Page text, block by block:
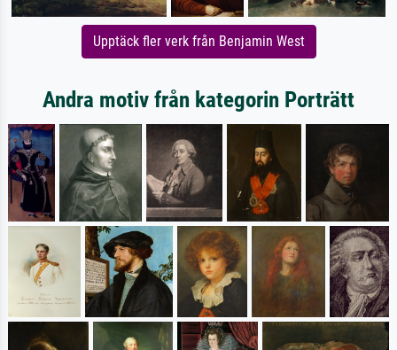
Upptäck fler verk från Benjamin West
Andra motiv från kategorin Porträtt